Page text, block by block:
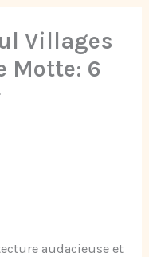
Villages
Motte: 6
audacieuse et